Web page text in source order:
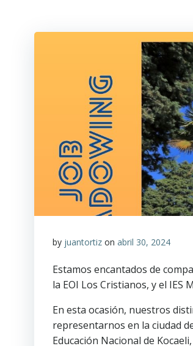
by juantortiz on abril 30, 2024
Estamos encantados de
la EOI Los Cristianos, y el
En esta ocasión, nuestros
representarnos en la ciudad
Educación Nacional de